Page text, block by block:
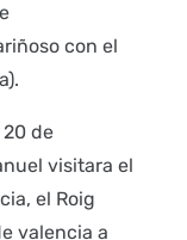
con el
de
visitara el
el Roig
valencia a